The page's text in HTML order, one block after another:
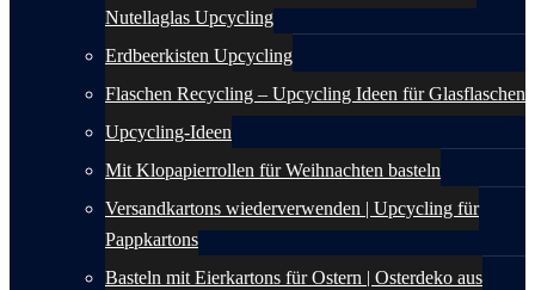
Nutellaglas Upcycling
Erdbeerkisten Upcycling
Flaschen Recycling – Upcycling Ideen für Glasflaschen
Upcycling-Ideen
Mit Klopapierrollen für Weihnachten basteln
Versandkartons wiederverwenden | Upcycling für
Pappkartons
Basteln mit Eierkartons für Ostern | Osterdeko aus